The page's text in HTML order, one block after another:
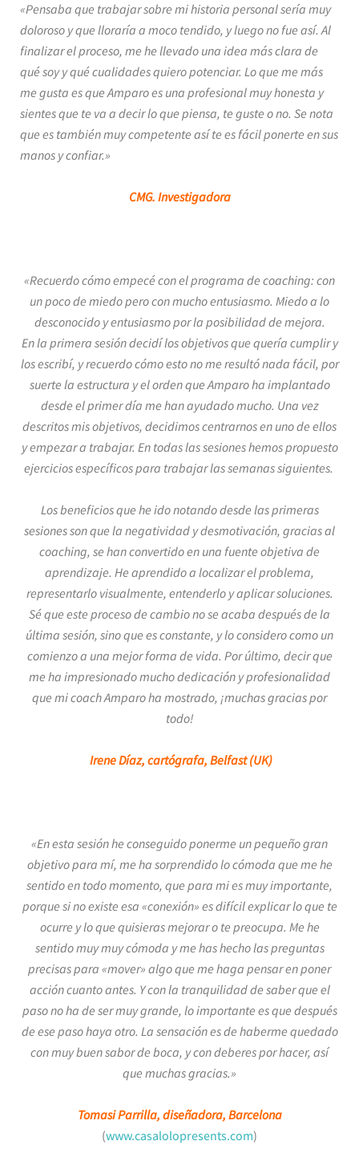
«Pensaba que trabajar sobre mi historia personal sería muy
doloroso y que lloraría a moco tendido, y luego no fue así. Al
finalizar el proceso, me he llevado una idea más clara de
qué soy y qué cualidades quiero potenciar. Lo que me más
me gusta es que Amparo es una profesional muy honesta y
sientes que te va a decir lo que piensa, te guste o no. Se nota
que es también muy competente así te es fácil ponerte en sus
manos y confiar.»
CMG. Investigadora
«Recuerdo cómo empecé con el programa de coaching: con
un poco de miedo pero con mucho entusiasmo. Miedo a lo
desconocido y entusiasmo por la posibilidad de mejora.
En la primera sesión decidí los objetivos que quería cumplir y
los escribí, y recuerdo cómo esto no me resultó nada fácil, por
suerte la estructura y el orden que Amparo ha implantado
desde el primer día me han ayudado mucho. Una vez
descritos mis objetivos, decidimos centrarnos en uno de ellos
y empezar a trabajar. En todas las sesiones hemos propuesto
ejercicios específicos para trabajar las semanas siguientes.
Los beneficios que he ido notando desde las primeras
sesiones son que la negatividad y desmotivación, gracias al
coaching, se han convertido en una fuente objetiva de
aprendizaje. He aprendido a localizar el problema,
representarlo visualmente, entenderlo y aplicar soluciones.
Sé que este proceso de cambio no se acaba después de la
última sesión, sino que es constante, y lo considero como un
comienzo a una mejor forma de vida. Por último, decir que
me ha impresionado mucho dedicación y profesionalidad
que mi coach Amparo ha mostrado, ¡muchas gracias por
todo!
Irene Díaz, cartógrafa, Belfast (UK)
«En esta sesión he conseguido ponerme un pequeño gran
objetivo para mí, me ha sorprendido lo cómoda que me he
sentido en todo momento, que para mi es muy importante,
porque si no existe esa «conexión» es difícil explicar lo que te
ocurre y lo que quisieras mejorar o te preocupa. Me he
sentido muy muy cómoda y me has hecho las preguntas
precisas para «mover» algo que me haga pensar en poner
acción cuanto antes. Y con la tranquilidad de saber que el
paso no ha de ser muy grande, lo importante es que después
de ese paso haya otro. La sensación es de haberme quedado
con muy buen sabor de boca, y con deberes por hacer, así
que muchas gracias.»
Tomasi Parrilla, diseñadora, Barcelona
(www.casalolopresents.com)